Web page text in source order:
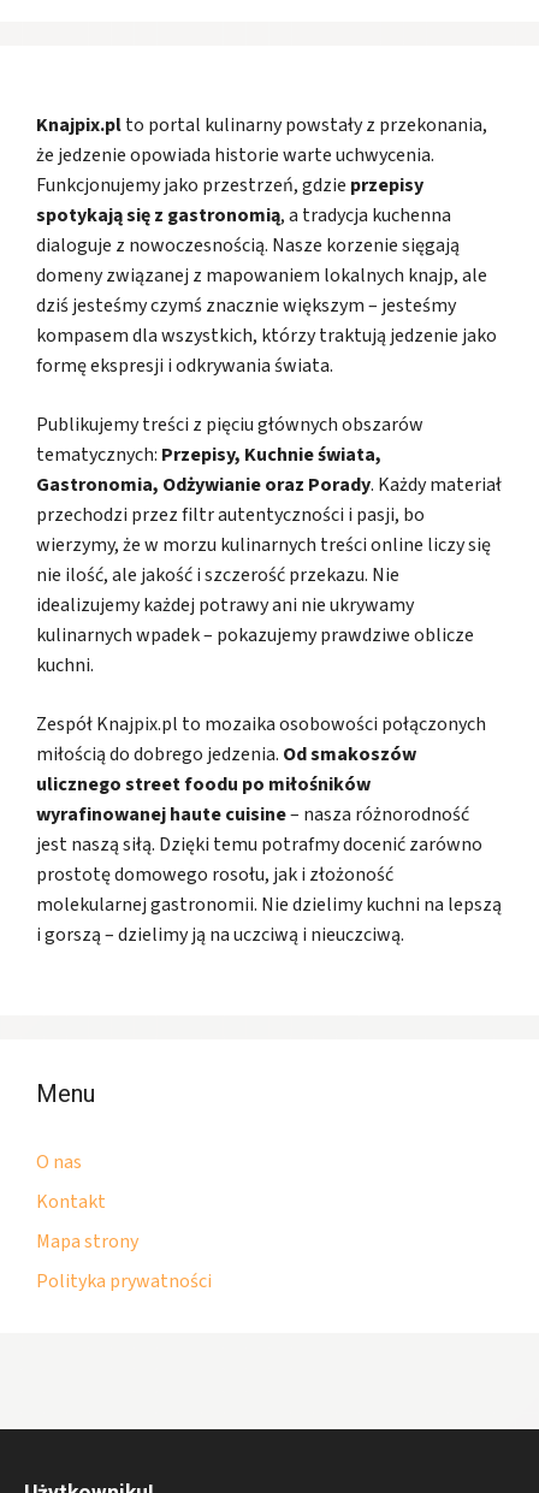
Knajpix.plto portal kulinarny powstały z przekonania,
że jedzenie opowiada historie warte uchwycenia.
Funkcjonujemy jako przestrzeń, gdzie przepisy
spotykają się z gastronomią, a tradycja kuchenna
dialoguje z nowoczesnością. Nasze korzenie sięgają
domeny związanej z mapowaniem lokalnych knajp, ale
dziś jesteśmy czymś znacznie większym – jesteśmy
kompasem dla wszystkich, którzy traktują jedzenie jako
formę ekspresji i odkrywania świata.
Publikujemy treści z pięciu głównych obszarów
tematycznych: Przepisy, Kuchnie świata,
Gastronomia, Odżywianie oraz Porady. Każdy materiał
przechodzi przez filtr autentyczności i pasji, bo
wierzymy, że w morzu kulinarnych treści online liczy się
nie ilość, ale jakość i szczerość przekazu. Nie
idealizujemy każdej potrawy ani nie ukrywamy
kulinarnych wpadek – pokazujemy prawdziwe oblicze
kuchni.
Zespół Knajpix.pl to mozaika osobowości połączonych
miłością do dobrego jedzenia. Od smakoszów
ulicznego street foodu po miłośników
wyrafinowanej haute cuisine– nasza różnorodność
jest naszą siłą. Dzięki temu potrafmy docenić zarówno
prostotę domowego rosołu, jak i złożoność
molekularnej gastronomii. Nie dzielimy kuchni na lepszą
i gorszą – dzielimy ją na uczciwą i nieuczciwą.
Menu
O nas
Kontakt
Mapa strony
Polityka prywatności